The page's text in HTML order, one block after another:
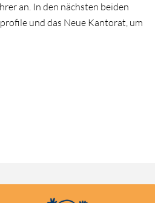
an. In den nächsten beiden
und das Neue Kantorat, um